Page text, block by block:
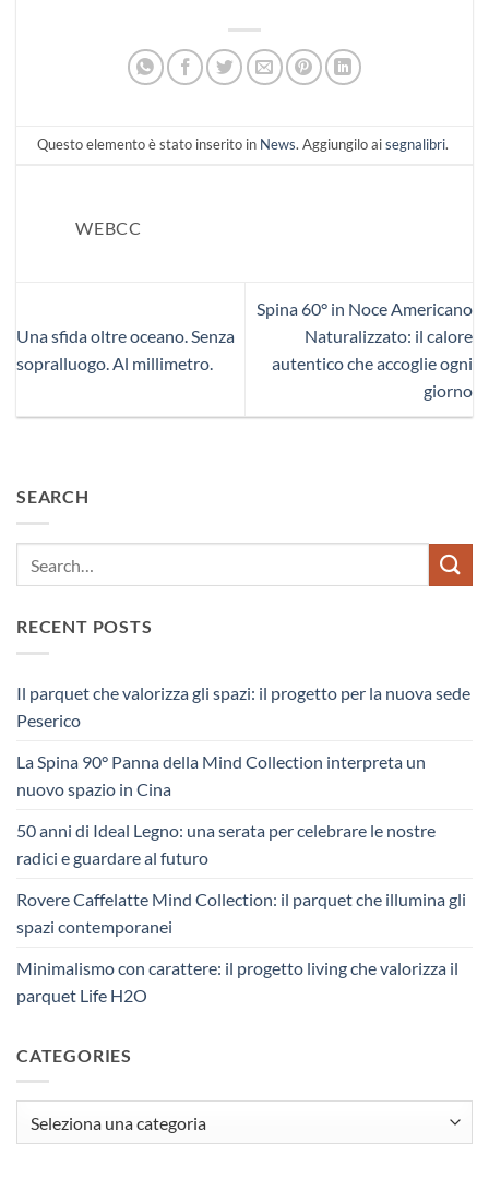
Questo elemento è stato inserito in News. Aggiungilo aisegnalibri.
WEBCC
Una sfida oltre oceano. Senza
sopralluogo. Al millimetro.
Spina 60° in Noce Americano
Naturalizzato: il calore
autentico che accoglie ogni
giorno
SEARCH
RECENT POSTS
Il parquet che valorizza gli spazi: il progetto per la nuova sede
Peserico
La Spina 90° Panna della Mind Collection interpreta un
nuovo spazio in Cina
50 anni di Ideal Legno: una serata per celebrare le nostre
radici e guardare al futuro
Rovere Caffelatte Mind Collection: il parquet che illumina gli
spazi contemporanei
Minimalismo con carattere: il progetto living che valorizza il
parquet Life H2O
CATEGORIES